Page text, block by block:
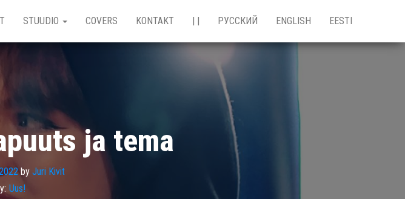
STUUDIO COVERS KONTAKT | | РУССКИЙ ENGLISH EESTI
ja tema
by Juri Kivit
Uus!